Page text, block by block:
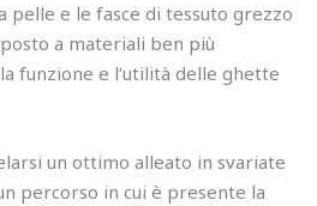
pelle e le fasce di tessuto grezzo
a materiali ben più
funzione e l’utilità delle ghette
un ottimo alleato in svariate
percorso in cui è presente la